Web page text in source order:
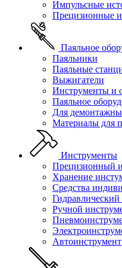
Импульсные
Прецизионные
Паяльное
Паяльники
Паяльные
Выжигатели
Инструменты и
Паяльное
Для
Материалы для
Инструменты
Прецизионный
Хранение
Средства
Ручной
Автоинструмент